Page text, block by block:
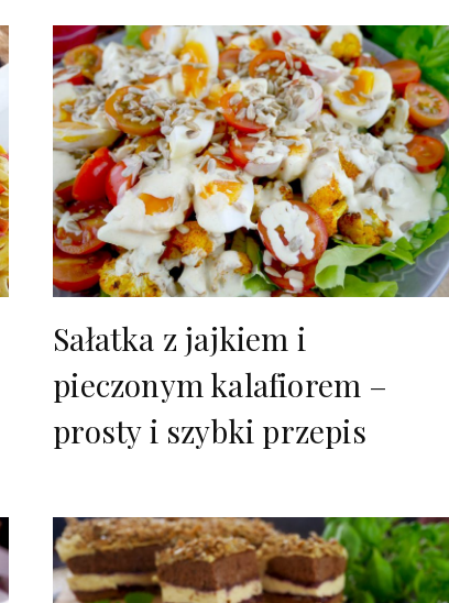
Sałatka z jajkiem i
pieczonym kalafiorem –
prosty i szybki przepis